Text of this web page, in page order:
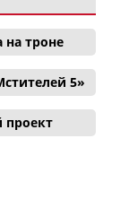
троне
5»
проект